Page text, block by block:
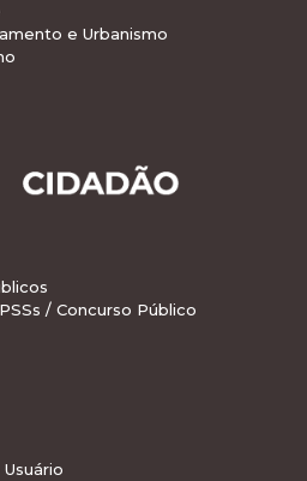
e Urbanismo
/ Concurso Público